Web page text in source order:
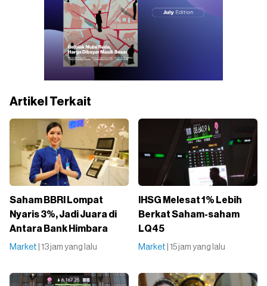
Artikel Terkait
Saham BBRI Lompat
Nyaris 3%, Jadi Juara di
Antara Bank Himbara
Market | 13 jam yang lalu
IHSG Melesat 1% Lebih
Berkat Saham-saham
LQ45
Market | 15 jam yang lalu